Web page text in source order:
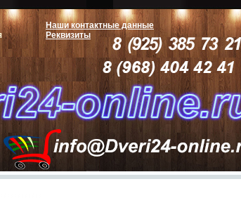
Наши контактные данные
Реквизиты